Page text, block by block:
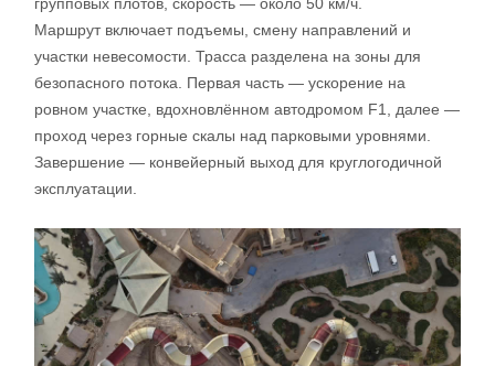
Маршрут включает подъемы, смену направлений и
участки невесомости. Трасса разделена на зоны для
безопасного потока. Первая часть — ускорение на
ровном участке, вдохновлённом автодромом F1, далее —
проход через горные скалы над парковыми уровнями.
Завершение — конвейерный выход для круглогодичной
эксплуатации.